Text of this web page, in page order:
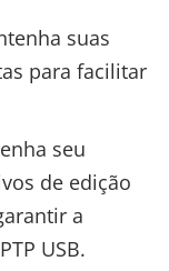
suas
para facilitar
seu
de edição
a
USB.